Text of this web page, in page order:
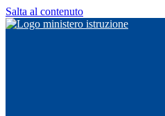
Salta al contenuto